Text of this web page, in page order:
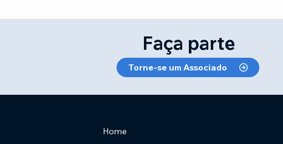
Faça parte
Torne-se um Associado
Serviços
Home